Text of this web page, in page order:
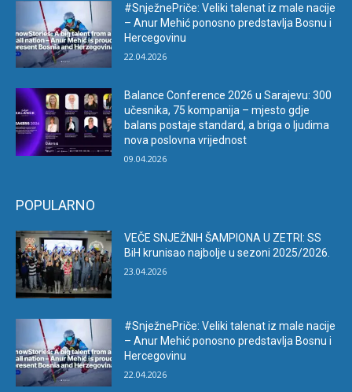
#SnježnePriče: Veliki talenat iz male nacije
– Anur Mehić ponosno predstavlja Bosnu i
Hercegovinu
22.04.2026
Balance Conference 2026 u Sarajevu: 300
učesnika, 75 kompanija – mjesto gdje
balans postaje standard, a briga o ljudima
nova poslovna vrijednost
09.04.2026
POPULARNO
VEČE SNJEŽNIH ŠAMPIONA U ZETRI: SS
BiH krunisao najbolje u sezoni 2025/2026.
23.04.2026
#SnježnePriče: Veliki talenat iz male nacije
– Anur Mehić ponosno predstavlja Bosnu i
Hercegovinu
22.04.2026